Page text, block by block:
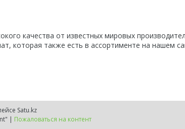
качества от известных мировых
которая также есть в ассортименте на нашем
Satu.kz
Интернет - магазин сантехники "Webremont" | Пожаловаться на контент